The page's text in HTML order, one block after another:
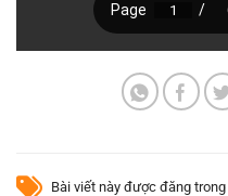
Bài viết này được đăng trong